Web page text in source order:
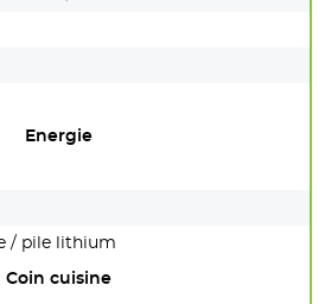
Energie
/ pile lithium
Coin cuisine